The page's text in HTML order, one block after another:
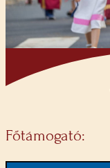
Főtámogató: